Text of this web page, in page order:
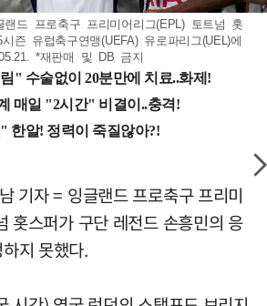
랜드 프로축구 프리미어리그(EPL) 토트넘 홋
즌 유럽축구연맹(UEFA) 유로파리그(UEL)에
*재판매 및 DB 금지
기자 = 잉글랜드 프로축구 프리미
홋스퍼가 구단 레전드 손흥민의 응
지 못했다.